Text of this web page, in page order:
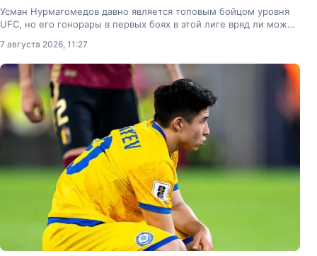
Усман Нурмагомедов давно является топовым бойцом уровня
UFC, но его гонорары в первых боях в этой лиге вряд ли можно
Bellator, а ныне генеральный директор Ural FC…
7 августа 2026, 11:27